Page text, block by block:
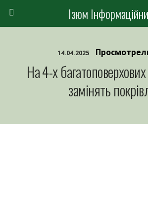
Ізюм
14.04.2025
На 4-х
замінять